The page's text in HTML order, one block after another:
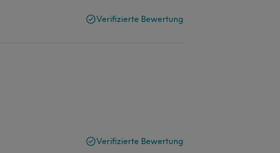
Verifizierte Bewertung
Verifizierte Bewertung